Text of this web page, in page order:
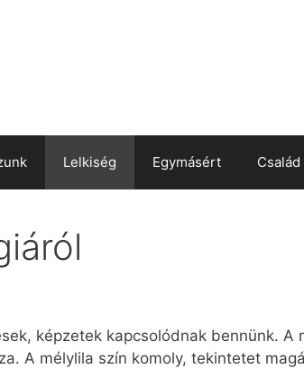
Lelkiség Egymásért Család
képzetek kapcsolódnak bennünk.
A mélylila szín komoly, tekintetet